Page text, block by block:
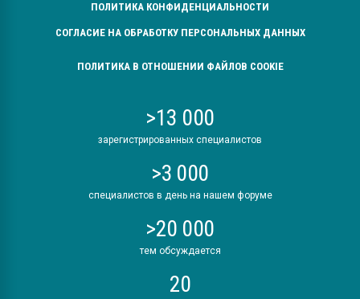
ПОЛИТИКА КОНФИДЕНЦИАЛЬНОСТИ
СОГЛАСИЕ НА ОБРАБОТКУ ПЕРСОНАЛЬНЫХ ДАННЫХ
ПОЛИТИКА В ОТНОШЕНИИ ФАЙЛОВ COOKIE
>13 000
зарегистрированных специалистов
>3 000
специалистов в день на нашем форуме
>20 000
тем обсуждается
20